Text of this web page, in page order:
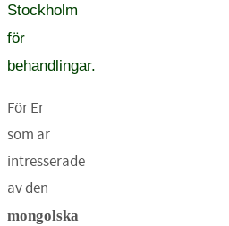
Stockholm
för
behandlingar.
För Er
som är
intresserade
av den
mongolska